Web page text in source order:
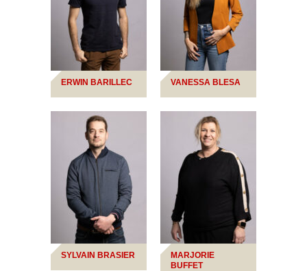
ERWIN BARILLEC VANESSA BLESA
SYLVAIN BRASIER
MARJORIE
BUFFET